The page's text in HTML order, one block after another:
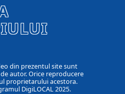
din prezentul site sunt
autor. Orice reproducere
proprietarului acestora.
DigiLOCAL 2025.